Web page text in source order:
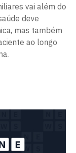
vai além do
deve
mas também
ao longo